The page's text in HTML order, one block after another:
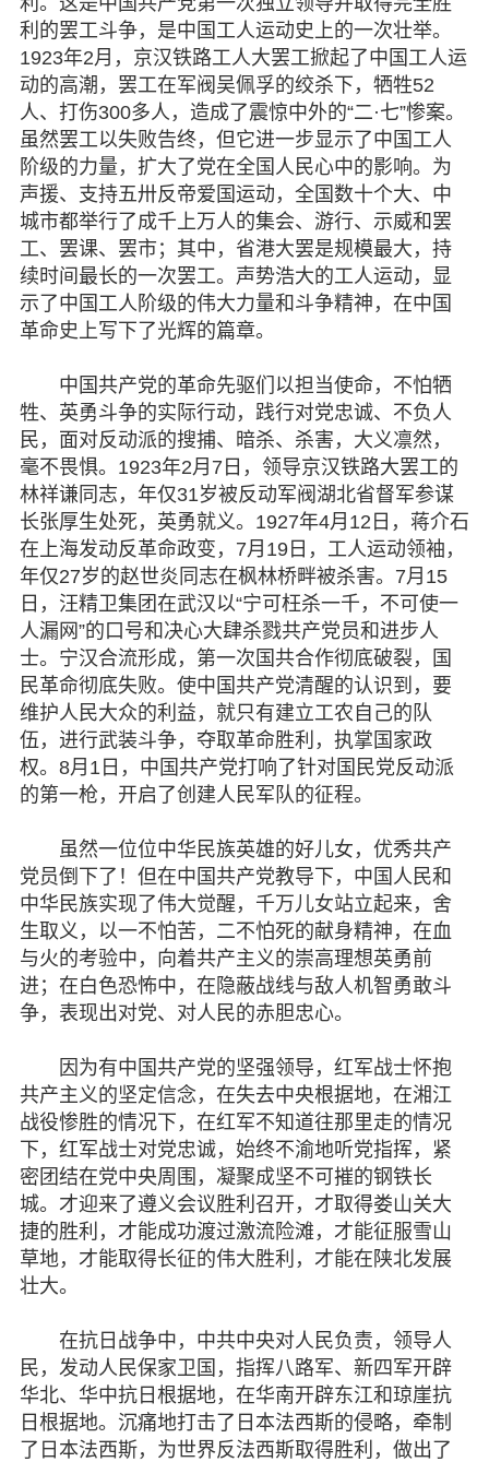
利的罢工斗争，是中国工人运动史上的一次壮举。
1923年2月，京汉铁路工人大罢工掀起了中国工人运
动的高潮，罢工在军阀吴佩孚的绞杀下，牺牲52
人、打伤300多人，造成了震惊中外的“二·七”惨案。
虽然罢工以失败告终，但它进一步显示了中国工人
阶级的力量，扩大了党在全国人民心中的影响。为
声援、支持五卅反帝爱国运动，全国数十个大、中
城市都举行了成千上万人的集会、游行、示威和罢
工、罢课、罢市；其中，省港大罢是规模最大，持
续时间最长的一次罢工。声势浩大的工人运动，显
示了中国工人阶级的伟大力量和斗争精神，在中国
革命史上写下了光辉的篇章。
中国共产党的革命先驱们以担当使命，不怕牺
牲、英勇斗争的实际行动，践行对党忠诚、不负人
民，面对反动派的搜捕、暗杀、杀害，大义凛然，
毫不畏惧。1923年2月7日，领导京汉铁路大罢工的
林祥谦同志，年仅31岁被反动军阀湖北省督军参谋
长张厚生处死，英勇就义。1927年4月12日，蒋介石
在上海发动反革命政变，7月19日，工人运动领袖，
年仅27岁的赵世炎同志在枫林桥畔被杀害。7月15
日，汪精卫集团在武汉以“宁可枉杀一千，不可使一
人漏网”的口号和决心大肆杀戮共产党员和进步人
士。宁汉合流形成，第一次国共合作彻底破裂，国
民革命彻底失败。使中国共产党清醒的认识到，要
维护人民大众的利益，就只有建立工农自己的队
伍，进行武装斗争，夺取革命胜利，执掌国家政
权。8月1日，中国共产党打响了针对国民党反动派
的第一枪，开启了创建人民军队的征程。
虽然一位位中华民族英雄的好儿女，优秀共产
党员倒下了！但在中国共产党教导下，中国人民和
中华民族实现了伟大觉醒，千万儿女站立起来，舍
生取义，以一不怕苦，二不怕死的献身精神，在血
与火的考验中，向着共产主义的崇高理想英勇前
进；在白色恐怖中，在隐蔽战线与敌人机智勇敢斗
争，表现出对党、对人民的赤胆忠心。
因为有中国共产党的坚强领导，红军战士怀抱
共产主义的坚定信念，在失去中央根据地，在湘江
战役惨胜的情况下，在红军不知道往那里走的情况
下，红军战士对党忠诚，始终不渝地听党指挥，紧
密团结在党中央周围，凝聚成坚不可摧的钢铁长
城。才迎来了遵义会议胜利召开，才取得娄山关大
捷的胜利，才能成功渡过激流险滩，才能征服雪山
草地，才能取得长征的伟大胜利，才能在陕北发展
壮大。
在抗日战争中，中共中央对人民负责，领导人
民，发动人民保家卫国，指挥八路军、新四军开辟
华北、华中抗日根据地，在华南开辟东江和琼崖抗
日根据地。沉痛地打击了日本法西斯的侵略，牵制
了日本法西斯，为世界反法西斯取得胜利，做出了